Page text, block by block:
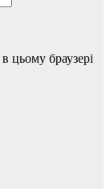
цьому браузері